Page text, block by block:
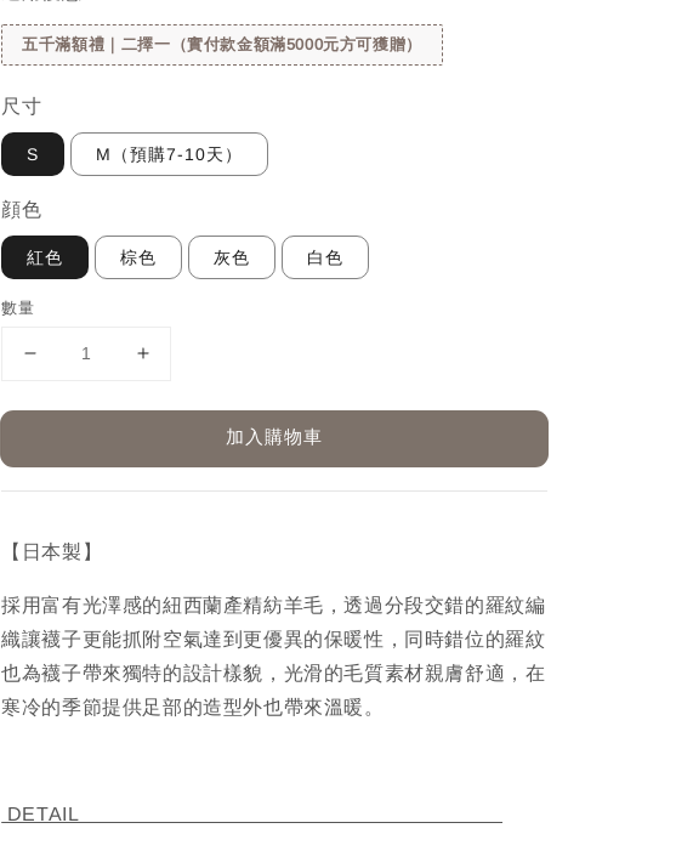
五千滿額禮｜二擇一（實付款金額滿5000元方可獲贈）
尺寸
S M（預購7-10天）
顔色
紅色 棕色 灰色 白色
數量
加入購物車
【日本製】
採用富有光澤感的紐西蘭產精紡羊毛，透過分段交錯的羅紋編
織讓襪子更能抓附空氣達到更優異的保暖性，同時錯位的羅紋
也為襪子帶來獨特的設計樣貌，光滑的毛質素材親膚舒適，在
寒冷的季節提供足部的造型外也帶來溫暖。
DETAIL